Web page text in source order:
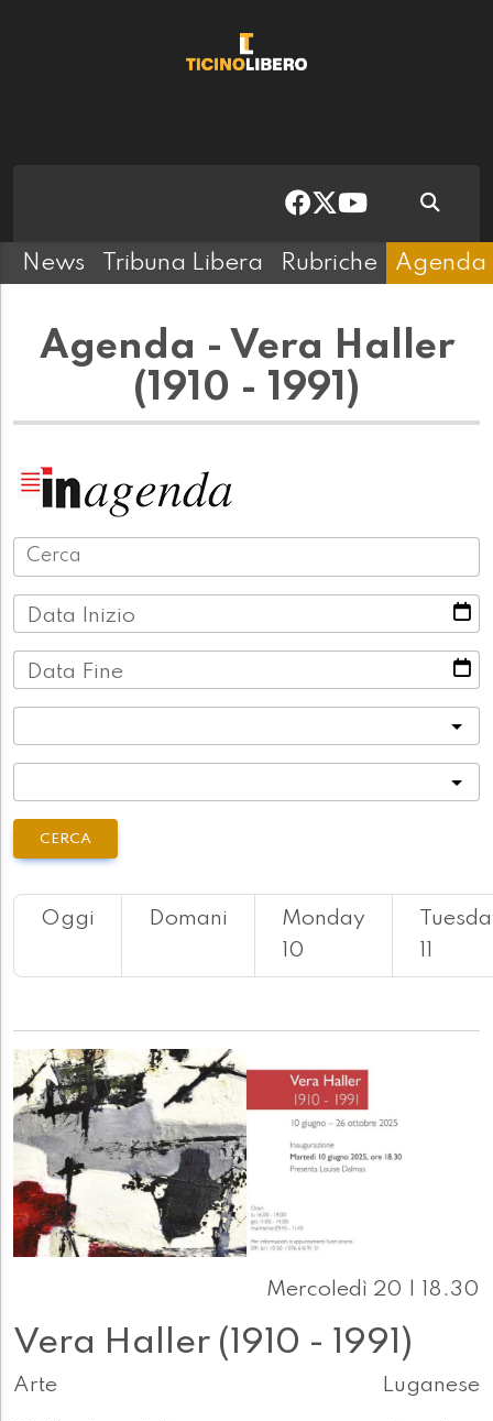
News Tribuna Libera Rubriche Agenda
Agenda - Vera Haller
(1910 - 1991)
Data Inizio
Data Fine
CERCA
Oggi Domani
Monday
10
11
Mercoledì 20 | 18.30
Vera Haller (1910 - 1991)
Arte Luganese